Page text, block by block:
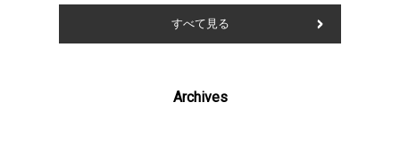
すべて見る
Archives